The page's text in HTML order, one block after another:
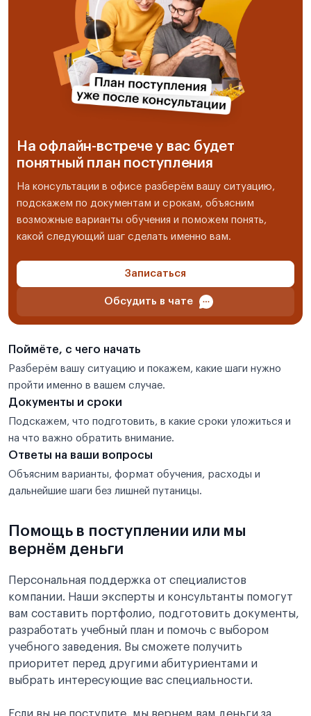
На офлайн-встрече у вас будет
понятный план поступления
На консультации в офисе разберём вашу ситуацию,
подскажем по документам и срокам, объясним
возможные варианты обучения и поможем понять,
какой следующий шаг сделать именно вам.
Записаться
Обсудить в чате
Поймёте, с чего начать
Разберём вашу ситуацию и покажем, какие шаги нужно
пройти именно в вашем случае.
Документы и сроки
Подскажем, что подготовить, в какие сроки уложиться и
на что важно обратить внимание.
Ответы на ваши вопросы
Объясним варианты, формат обучения, расходы и
дальнейшие шаги без лишней путаницы.
Помощь в поступлении или мы
вернём деньги
Персональная поддержка от специалистов
компании. Наши эксперты и консультанты помогут
вам составить портфолио, подготовить документы,
разработать учебный план и помочь с выбором
учебного заведения. Вы сможете получить
приоритет перед другими абитуриентами и
выбрать интересующие вас специальности.